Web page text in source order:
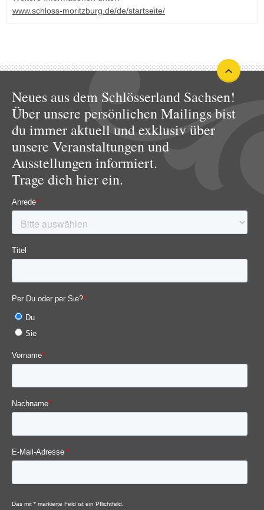
www.schloss-moritzburg.de/de/startseite/
Neues aus dem Schlösserland Sachsen!
Über unsere persönlichen Mailings bist
du immer aktuell und exklusiv über
unsere Veranstaltungen und
Ausstellungen informiert.
Trage dich hier ein.